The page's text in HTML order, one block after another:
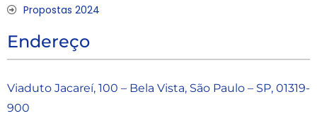
Propostas 2024
Endereço
Viaduto Jacareí, 100 – Bela Vista, São Paulo – SP, 01319-
900